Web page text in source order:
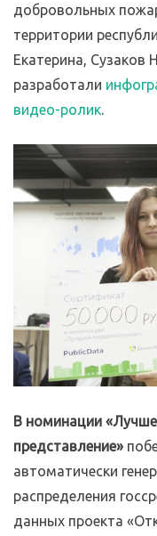
добровольных
территории
Екатерина,
разработали
видео-ролик.
В номинации
представление»
автоматически
распределения
данных проекта